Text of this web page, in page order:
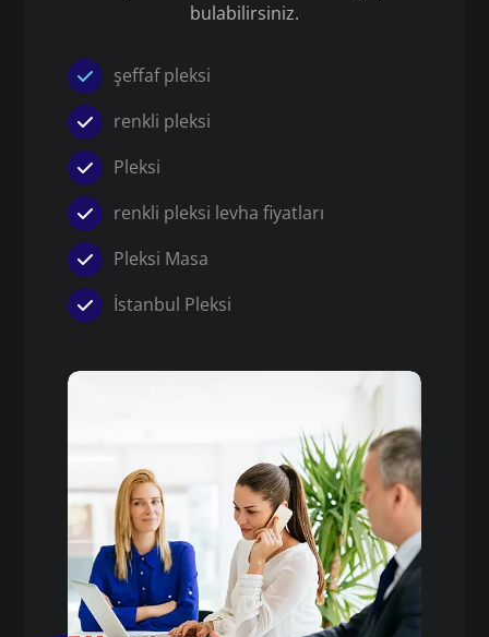
bulabilirsiniz.
şeffaf pleksi
renkli pleksi
Pleksi
renkli pleksi levha fiyatları
Pleksi Masa
İstanbul Pleksi